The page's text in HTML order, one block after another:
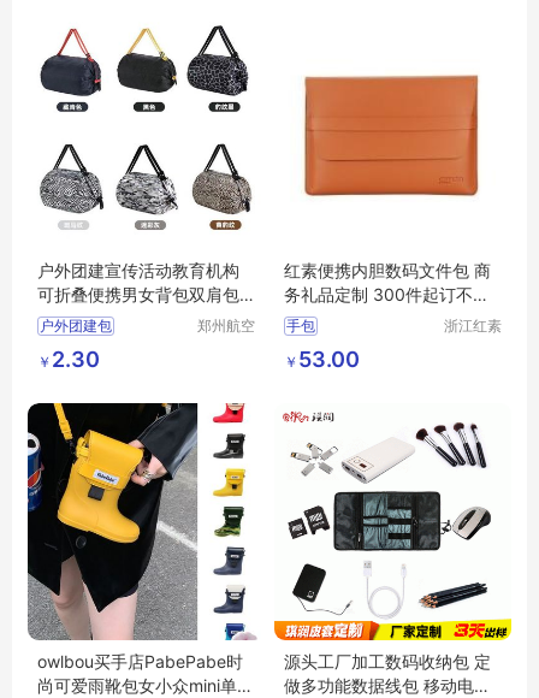
户外团建宣传活动教育机构
可折叠便携男女背包双肩包
定制印logo
户外团建包
宣传活动教育
机构可折叠便携包
双肩包定制印logo
郑州航空
￥ 2.30
红素便携内胆数码文件包 商
务礼品定制 300件起订不单
独零售
手包
浙江红素
￥ 53.00
owlbou买手店PabePabe时
尚可爱雨靴包女小众mini单肩
源头工厂加工数码收纳包 定
做多功能数据线包 移动电源